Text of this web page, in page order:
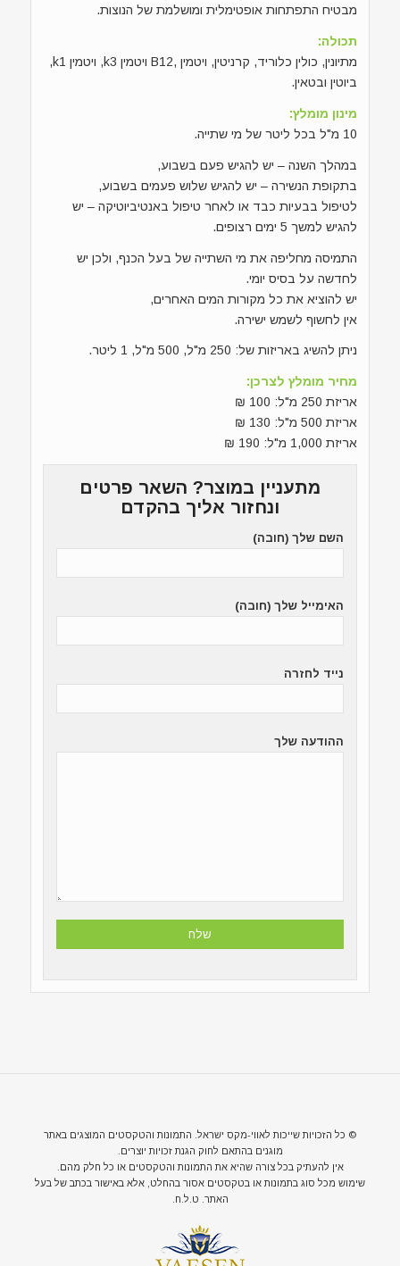
מבטיח התפתחות אופטימלית ומושלמת של הנוצות.
תכולה:
מתיונין, כולין כלוריד, קרניטין, ויטמין ,B12 ויטמין k3, ויטמין k1,
ביוטין ובטאין.
מינון מומלץ:
10 מ"ל בכל ליטר של מי שתייה.
במהלך השנה – יש להגיש פעם בשבוע,
בתקופת הנשירה – יש להגיש שלוש פעמים בשבוע,
לטיפול בבעיות כבד או לאחר טיפול באנטיביוטיקה – יש
להגיש למשך 5 ימים רצופים.
התמיסה מחליפה את מי השתייה של בעל הכנף, ולכן יש
לחדשה על בסיס יומי.
יש להוציא את כל מקורות המים האחרים,
אין לחשוף לשמש ישירה.
ניתן להשיג באריזות של: 250 מ"ל, 500 מ"ל, 1 ליטר.
מחיר מומלץ לצרכן:
אריזת 250 מ"ל: 100 ₪
אריזת 500 מ"ל: 130 ₪
אריזת 1,000 מ"ל: 190 ₪
מתעניין במוצר? השאר פרטים
ונחזור אליך בהקדם
השם שלך (חובה)
האימייל שלך (חובה)
נייד לחזרה
ההודעה שלך
© כל הזכויות שייכות לאווי-מקס ישראל. התמונות והטקסטים המוצגים באתר
מוגנים בהתאם לחוק הגנת זכויות יוצרים.
אין להעתיק בכל צורה שהיא את התמונות והטקסטים או כל חלק מהם.
שימוש מכל סוג בתמונות או בטקסטים אסור בהחלט, אלא באישור בכתב של בעל
האתר. ט.ל.ח.